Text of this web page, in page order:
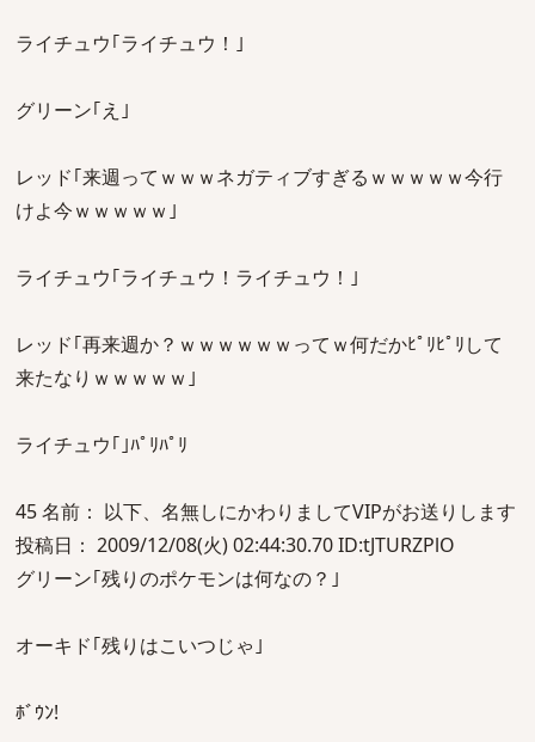
ライチュウ｢ライチュウ！｣
グリーン｢え｣
レッド｢来週ってｗｗｗネガティブすぎるｗｗｗｗｗ今行
けよ今ｗｗｗｗｗ｣
ライチュウ｢ライチュウ！ライチュウ！｣
レッド｢再来週か？ｗｗｗｗｗｗってｗ何だかﾋﾟﾘﾋﾟﾘして
来たなりｗｗｗｗｗ｣
ライチュウ｢｣ﾊﾟﾘﾊﾟﾘ
45 名前： 以下、名無しにかわりましてVIPがお送りします
投稿日： 2009/12/08(火) 02:44:30.70 ID:tJTURZPlO
グリーン｢残りのポケモンは何なの？｣
オーキド｢残りはこいつじゃ｣
ﾎﾞｳﾝ!